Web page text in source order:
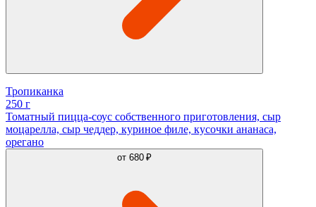
Тропиканка
250 г
Томатный пицца-соус собственного приготовления, сыр
моцарелла, сыр чеддер, куриное филе, кусочки ананаса,
орегано
от 680 ₽